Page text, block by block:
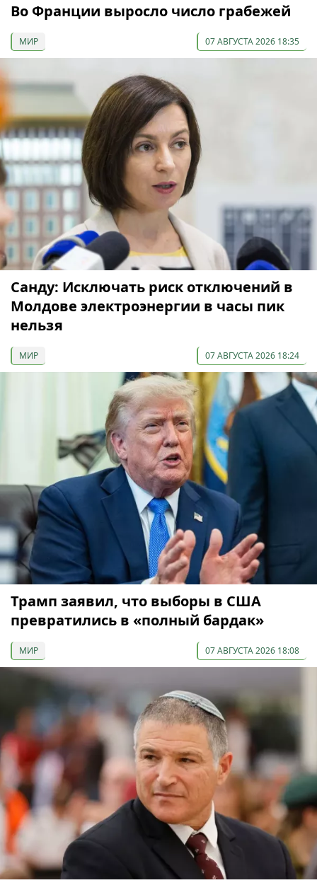
Во Франции выросло число грабежей
МИР 07 АВГУСТА 2026 18:35
Санду: Исключать риск отключений в
Молдове электроэнергии в часы пик
нельзя
МИР 07 АВГУСТА 2026 18:24
Трамп заявил, что выборы в США
превратились в «полный бардак»
МИР 07 АВГУСТА 2026 18:08